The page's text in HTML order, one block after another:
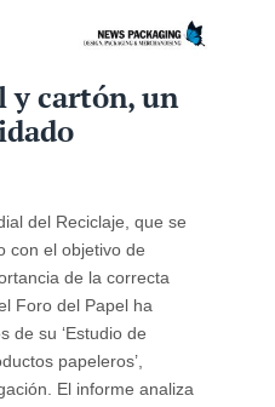
y cartón, un
del Reciclaje, que se
con el objetivo de
de la correcta
Foro del Papel ha
de su ‘Estudio de
papeleros’,
El informe analiza